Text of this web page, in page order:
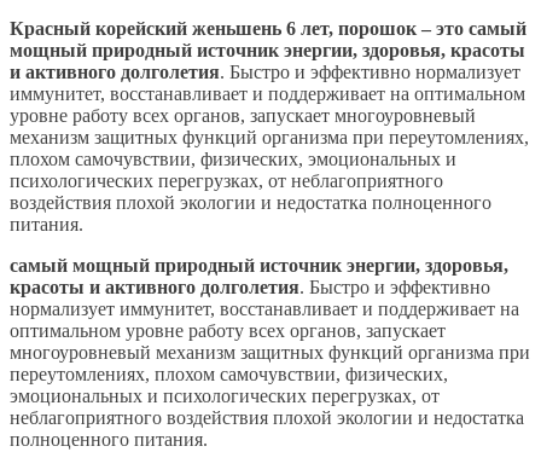
Красный корейский женьшень 6 лет, порошок – это самый
мощный природный источник энергии, здоровья, красоты
и активного долголетия. Быстро и эффективно нормализует
иммунитет, восстанавливает и поддерживает на оптимальном
уровне работу всех органов, запускает многоуровневый
механизм защитных функций организма при переутомлениях,
плохом самочувствии, физических, эмоциональных и
психологических перегрузках, от неблагоприятного
воздействия плохой экологии и недостатка полноценного
питания.
самый мощный природный источник энергии, здоровья,
красоты и активного долголетия. Быстро и эффективно
нормализует иммунитет, восстанавливает и поддерживает на
оптимальном уровне работу всех органов, запускает
многоуровневый механизм защитных функций организма при
переутомлениях, плохом самочувствии, физических,
эмоциональных и психологических перегрузках, от
неблагоприятного воздействия плохой экологии и недостатка
полноценного питания.